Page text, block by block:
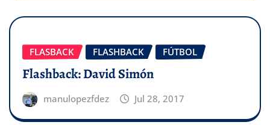
FLASBACK FLASHBACK FÚTBOL
Flashback: David Simón
manulopezfdez Jul 28, 2017